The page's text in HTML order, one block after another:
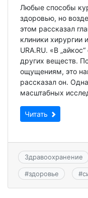
Любые способы
здоровью, но
этом рассказал
клиники хирургии
URA.RU. «В
других веществ.
ощущениям, это
рассказал он.
масштабных
Читать
Здравоохранение
#здоровье #